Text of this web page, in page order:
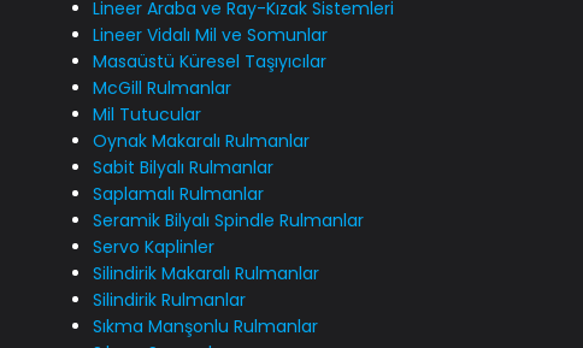
Lineer Araba ve Ray-Kızak Sistemleri
Lineer Vidalı Mil ve Somunlar
Masaüstü Küresel Taşıyıcılar
McGill Rulmanlar
Mil Tutucular
Oynak Makaralı Rulmanlar
Sabit Bilyalı Rulmanlar
Saplamalı Rulmanlar
Seramik Bilyalı Spindle Rulmanlar
Servo Kaplinler
Silindirik Makaralı Rulmanlar
Silindirik Rulmanlar
Sıkma Manşonlu Rulmanlar